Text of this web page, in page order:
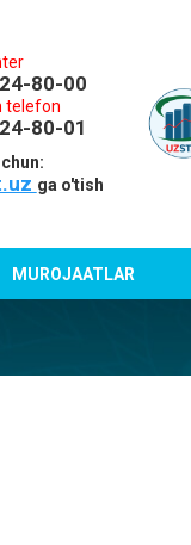
80-00
telefon
80-01
ga o'tish
MUROJAATLAR